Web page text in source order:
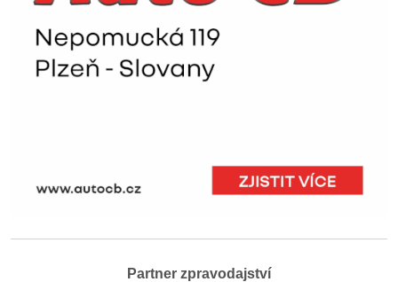
Partner zpravodajství